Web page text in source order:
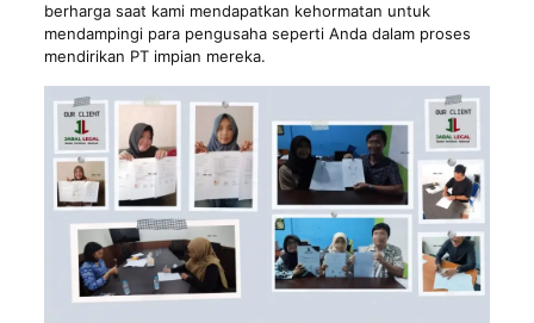
berharga saat kami mendapatkan kehormatan untuk
mendampingi para pengusaha seperti Anda dalam proses
mendirikan PT impian mereka.